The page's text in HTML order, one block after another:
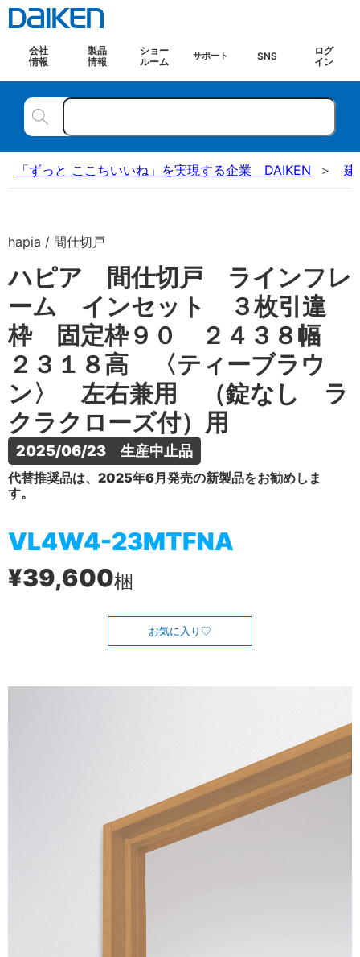
会社
情報
製品
情報
ショー
ルーム
サポート SNS
ログ
イン
「ずっと ここちいいね」を実現する企業 DAIKEN 建
hapia / 間仕切戸
ハピア 間仕切戸 ラインフレ
ーム インセット ３枚引違
枠 固定枠９０ ２４３８幅
２３１８高 〈ティーブラウ
ン〉 左右兼用 （錠なし ラ
クラクローズ付）用
2025/06/23　生産中止品
代替推奨品は、2025年6月発売の新製品をお勧めしま
す。
VL4W4-23MTFNA
¥39,600梱
お気に入り